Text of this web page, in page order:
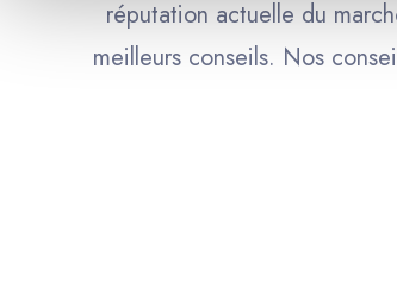
réputation actuelle du
meilleurs conseils. Nos